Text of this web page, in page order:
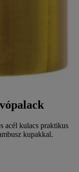
acél kulacs praktikus
kupakkal.